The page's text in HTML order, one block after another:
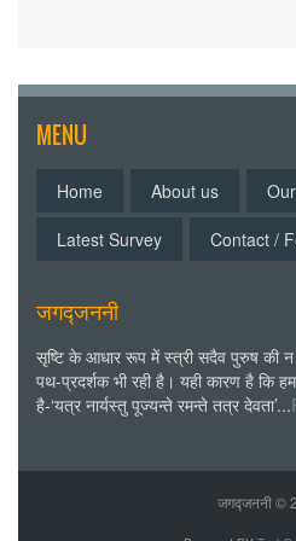
MENU
Home About us
Latest Survey
Contact /
जगद्जननी
सृष्टि के आधार रूप में स्त्री सदैव पुरुष की
पथ-प्रदर्शक भी रही है। यही कारण है कि
है-‘यत्र नार्यस्तु पूज्यन्ते रमन्ते तत्र देवता’...
जगद्जननी ©